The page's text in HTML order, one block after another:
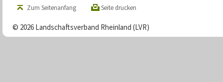
Zum Seitenanfang Seite drucken
© 2026 Landschaftsverband Rheinland (LVR)